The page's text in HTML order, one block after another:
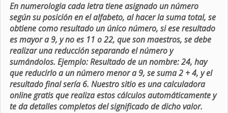
En numerologia cada letra tiene asignado un número
según su posición en el alfabeto, al hacer la suma total, se
obtiene como resultado un único número, si ese resultado
es mayor a 9, y no es 11 o 22, que son maestros, se debe
realizar una reducción separando el número y
sumándolos. Ejemplo: Resultado de un nombre: 24, hay
que reducirlo a un número menor a 9, se suma 2 + 4, y el
resultado final sería 6. Nuestro sitio es una calculadora
online gratis que realiza estos cálculos automáticamente y
te da detalles completos del significado de dicho valor.